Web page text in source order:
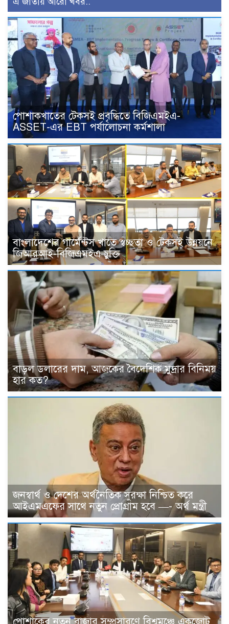
পোশাকখাতের টেকসই প্রবৃদ্ধিতে বিজিএমইএ-
ASSET-এর EBT পর্যালোচনা কর্মশালা
বাংলাদেশের গার্মেন্টস খাতে স্বচ্ছতা ও টেকসই উন্নয়নে
জিআরআই-বিজিএমইএ চুক্তি
বাড়ল ডলারের দাম, আজকের বৈদেশিক মুদ্রার বিনিময়
হার কত?
জনস্বার্থ ও দেশের অর্থনৈতিক সুরক্ষা নিশ্চিত করে
আইএমএফের সাথে নতুন প্রোগ্রাম হবে —- অর্থ মন্ত্রী